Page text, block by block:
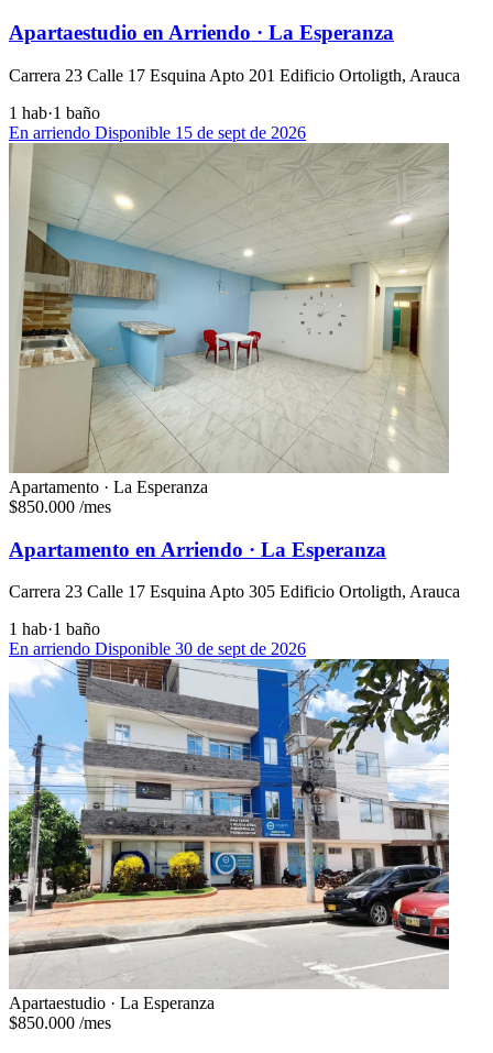
Apartaestudio en Arriendo · La Esperanza
Carrera 23 Calle 17 Esquina Apto 201 Edificio Ortoligth, Arauca
1 hab·1 baño
En arriendo Disponible 15 de sept de 2026
Apartamento · La Esperanza
$850.000 /mes
Apartamento en Arriendo · La Esperanza
Carrera 23 Calle 17 Esquina Apto 305 Edificio Ortoligth, Arauca
1 hab·1 baño
En arriendo Disponible 30 de sept de 2026
Apartaestudio · La Esperanza
$850.000 /mes